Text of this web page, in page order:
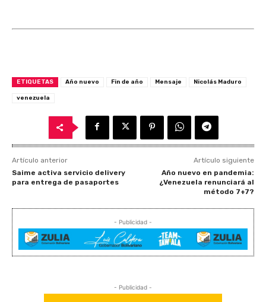
ETIQUETAS Año nuevo Fin de año Mensaje Nicolás Maduro
venezuela
Artículo anterior
Saime activa servicio delivery
para entrega de pasaportes
Artículo siguiente
Año nuevo en pandemia:
¿Venezuela renunciará al
método 7+7?
- Publicidad -
- Publicidad -